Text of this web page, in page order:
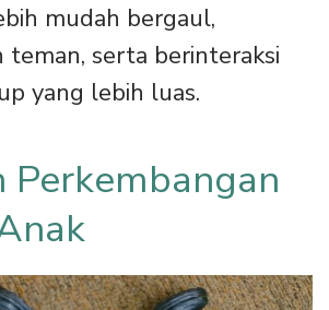
mudah bergaul,
teman, serta berinteraksi
yang lebih luas.
Perkembangan